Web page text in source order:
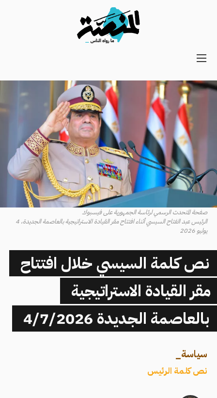
Main
Secondary
Navigation
صفحة المتحدث الرسمي لرئاسة الجمهورية على فيسبوك
الرئيس عبد الفتاح السيسي أثناء افتتاح مقر القيادة الاستراتيجية بالعاصمة الجديدة، 4
يوليو 2026
نص كلمة السيسي خلال افتتاح
مقر القيادة الاستراتيجية
بالعاصمة الجديدة 4/7/2026
سياسة_
نص كلمة الرئيس